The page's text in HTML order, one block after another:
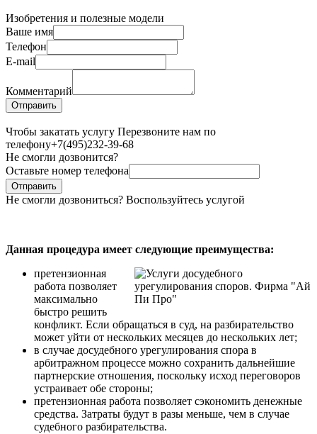
Изобретения и полезные модели
Ваше имя
Телефон
E-mail
Комментарий
Чтобы закатать услугу Перезвоните нам по
телефону+7(495)232-39-68
Не смогли дозвонится?
Оставьте номер телефона
Не смогли дозвониться? Воспользуйтесь услугой
Данная процедура имеет следующие преимущества:
претензионная
работа позволяет
максимально
быстро решить
конфликт. Если обращаться в суд, на разбирательство
может уйти от нескольких месяцев до нескольких лет;
в случае досудебного урегулирования спора в
арбитражном процессе можно сохранить дальнейшие
партнерские отношения, поскольку исход переговоров
устраивает обе стороны;
претензионная работа позволяет сэкономить денежные
средства. Затраты будут в разы меньше, чем в случае
судебного разбирательства.